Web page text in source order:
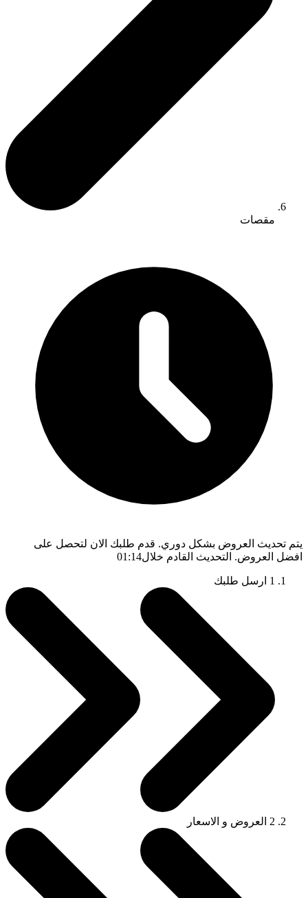
مقصات
يتم تحديث العروض بشكل دوري. قدم طلبك الان لتحصل على
افضل العروض. التحديث القادم خلال01:13
1 ارسل طلبك
2 العروض و الاسعار